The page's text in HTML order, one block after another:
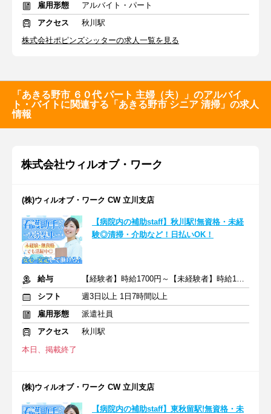
雇用形態
アルバイト・パート
アクセス
秋川駅
株式会社ポピンズシッターの求人一覧を見る
「あきる野市 ６０代 パート 主婦（夫）」のアルバイ
ト・バイトに関連する「あきる野市 シニア 清掃」の求人
情報
株式会社ウィルオブ・ワーク
(株)ウィルオブ・ワーク CW 立川支店
【病院内の補助staff】秋川駅!無資格・未経
験◎清掃・介助など！日払いOK！
給与
【経験者】時給1700円～【未経験者】時給1500円～ ＋交通費
シフト
週3日以上 1日7時間以上
雇用形態
派遣社員
アクセス
秋川駅
本日、掲載終了
(株)ウィルオブ・ワーク CW 立川支店
【病院内の補助staff】東秋留駅!無資格・未